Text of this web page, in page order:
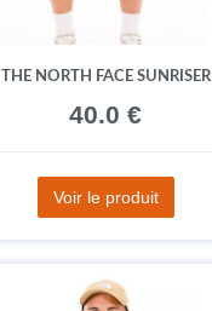
THE NORTH FACE SUNRISER
40.0 €
Voir le produit